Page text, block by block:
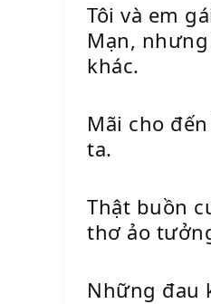
Tôi và em
Mạn,
khác.
Mãi cho
ta.
Thật buồn
thơ ảo
Những đau